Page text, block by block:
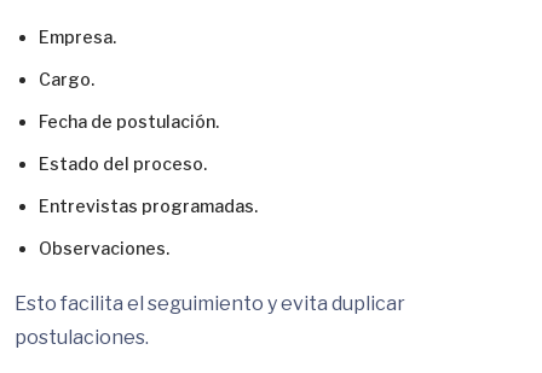
Empresa.
Cargo.
Fecha de postulación.
Estado del proceso.
Entrevistas programadas.
Observaciones.
Esto facilita el seguimiento y evita duplicar
postulaciones.